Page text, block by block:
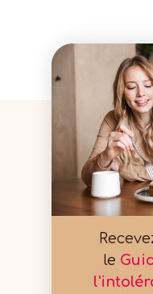
61 rue
From
09
local
le